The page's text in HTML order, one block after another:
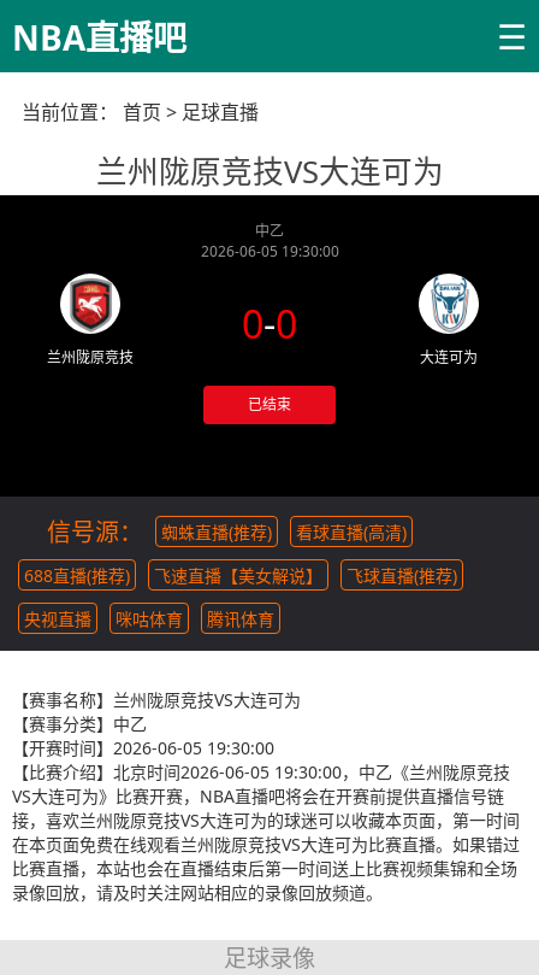
NBA直播吧 ☰
当前位置： 首页 > 足球直播
兰州陇原竞技VS大连可为
中乙
2026-06-05 19:30:00
兰州陇原竞技
0-0
已结束
大连可为
信号源： 蜘蛛直播(推荐)
看球直播(高清)
688直播(推荐)
飞速直播【美女解说】
飞球直播(推荐)
央视直播
咪咕体育 腾讯体育
【赛事名称】 兰州陇原竞技VS大连可为
【赛事分类】 中乙
【开赛时间】 2026-06-05 19:30:00
【比赛介绍】 北京时间2026-06-05 19:30:00，中乙《兰州陇原竞技
VS大连可为》比赛开赛，NBA直播吧将会在开赛前提供直播信号链
接，喜欢兰州陇原竞技VS大连可为的球迷可以收藏本页面，第一时间
在本页面免费在线观看兰州陇原竞技VS大连可为比赛直播。如果错过
比赛直播，本站也会在直播结束后第一时间送上比赛视频集锦和全场
录像回放，请及时关注网站相应的录像回放频道。
足球录像